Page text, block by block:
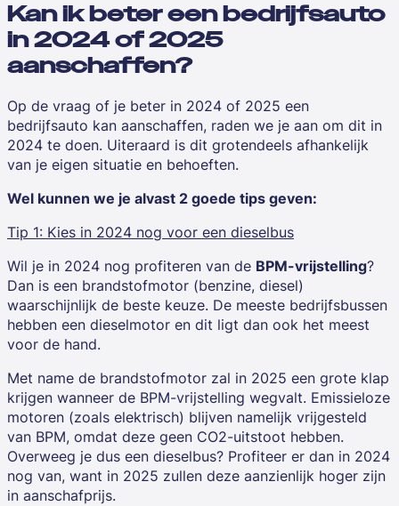
Kan ik beter een bedrijfsauto
in 2024 of 2025
aanschaffen?
Op de vraag of je beter in 2024 of 2025 een
bedrijfsauto kan aanschaffen, raden we je aan om dit in
2024 te doen. Uiteraard is dit grotendeels afhankelijk
van je eigen situatie en behoeften.
Wel kunnen we je alvast 2 goede tips geven:
Tip 1: Kies in 2024 nog voor een dieselbus
Wil je in 2024 nog profiteren van de BPM-vrijstelling?
Dan is een brandstofmotor (benzine, diesel)
waarschijnlijk de beste keuze. De meeste bedrijfsbussen
hebben een dieselmotor en dit ligt dan ook het meest
voor de hand.
Met name de brandstofmotor zal in 2025 een grote klap
krijgen wanneer de BPM-vrijstelling wegvalt. Emissieloze
motoren (zoals elektrisch) blijven namelijk vrijgesteld
van BPM, omdat deze geen CO2-uitstoot hebben.
Overweeg je dus een dieselbus? Profiteer er dan in 2024
nog van, want in 2025 zullen deze aanzienlijk hoger zijn
in aanschafprijs.